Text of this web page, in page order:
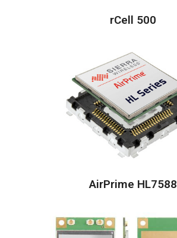
rCell 500
AirPrime HL7588